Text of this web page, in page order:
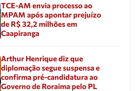
TCE-AM envia processo ao
MPAM após apontar prejuízo
de R$ 32,2 milhões em
Caapiranga
Arthur Henrique diz que
diplomação segue suspensa e
confirma pré-candidatura ao
Governo de Roraima pelo PL